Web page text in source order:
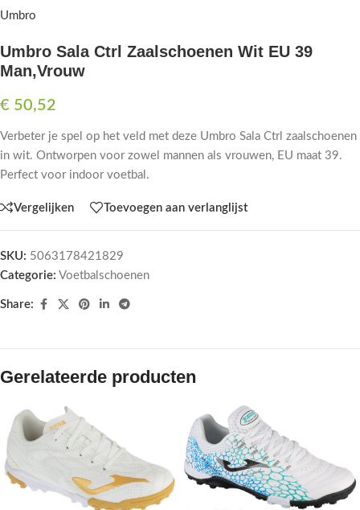
Umbro
Umbro Sala Ctrl Zaalschoenen Wit EU 39
Man,Vrouw
€ 50,52
Verbeter je spel op het veld met deze Umbro Sala Ctrl zaalschoenen
in wit. Ontworpen voor zowel mannen als vrouwen, EU maat 39.
Perfect voor indoor voetbal.
Vergelijken Toevoegen aan verlanglijst
SKU: 5063178421829
Categorie: Voetbalschoenen
Share:
Gerelateerde producten